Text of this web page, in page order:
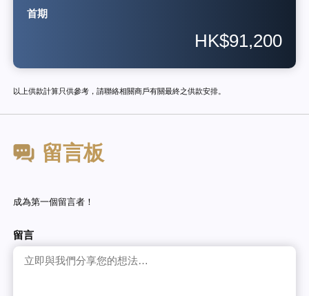
首期
HK$91,200
以上供款計算只供參考，請聯絡相關商戶有關最終之供款安排。
留言板
成為第一個留言者！
留言